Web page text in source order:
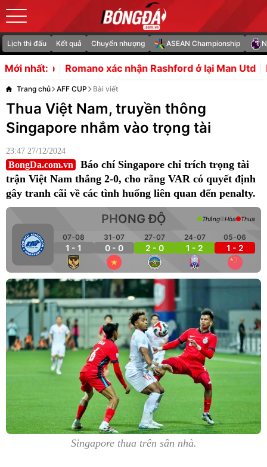
Lịch thi đấu Kết quả Chuyển nhượng ASEAN Championship
Mới nhất:xác nhận Rashford ở lại Man Utd Liverpool tranh
Trang chủ AFF CUP Bài viết
Thua Việt Nam, truyền thông
Singapore nhắm vào trọng tài
23:47 27/12/2024
BongDa.com.vn
Báo chí Singapore chỉ trích trọng tài
trận Việt Nam thắng 2-0, cho rằng VAR có quyết định
gây tranh cãi về các tình huống liên quan đến penalty.
PHONG ĐỘ
07-08
1 - 1
31-07
0 - 0
27-07
2 - 0
24-07
1 - 2
05-06
1 - 2
Thắng Hòa Thua
Singapore thua trên sân nhà.